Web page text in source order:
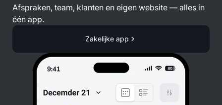
Afspraken, team, klanten en eigen website — alles in
één app.
Zakelijke app